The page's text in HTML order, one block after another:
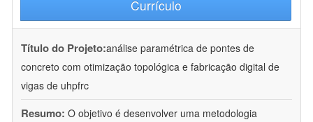
Currículo
Título do Projeto:análise paramétrica de pontes de
concreto com otimização topológica e fabricação digital de
vigas de uhpfrc
Resumo: O objetivo é desenvolver uma metodologia